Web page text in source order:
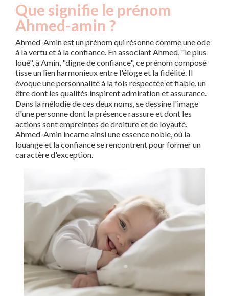
Que signifie le prénom
Ahmed-amin ?
Ahmed-Amin est un prénom qui résonne comme une ode
à la vertu et à la confiance. En associant Ahmed, "le plus
loué", à Amin, "digne de confiance", ce prénom composé
tisse un lien harmonieux entre l'éloge et la fidélité. Il
évoque une personnalité à la fois respectée et fiable, un
être dont les qualités inspirent admiration et assurance.
Dans la mélodie de ces deux noms, se dessine l'image
d'une personne dont la présence rassure et dont les
actions sont empreintes de droiture et de loyauté.
Ahmed-Amin incarne ainsi une essence noble, où la
louange et la confiance se rencontrent pour former un
caractère d'exception.